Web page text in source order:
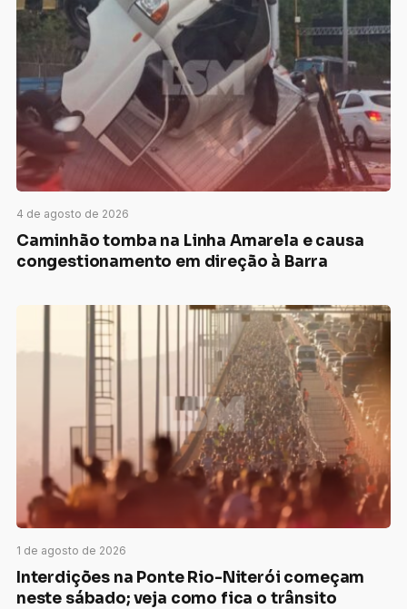
4 de agosto de 2026
Caminhão tomba na Linha Amarela e causa
congestionamento em direção à Barra
1 de agosto de 2026
Interdições na Ponte Rio-Niterói começam
neste sábado; veja como fica o trânsito